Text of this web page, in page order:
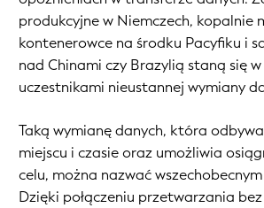
produkcyjne w Niemczech, kopalnie
kontenerowce na środku Pacyfiku i
nad Chinami czy Brazylią staną się
uczestnikami nieustannej wymiany
Taką wymianę danych, która
miejscu i czasie oraz umożliwia
celu, można nazwać
Dzięki połączeniu przetwarzania